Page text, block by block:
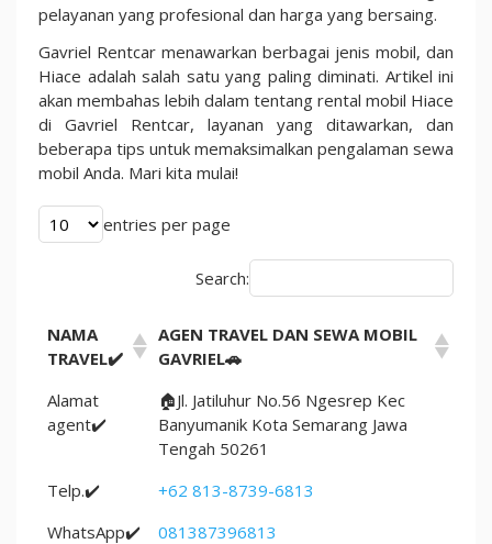
Perjalanan
pelayanan yang profesional dan harga yang bersaing.
Gavriel Rentcar menawarkan berbagai jenis mobil, dan
Hiace adalah salah satu yang paling diminati. Artikel ini
akan membahas lebih dalam tentang rental mobil Hiace
di Gavriel Rentcar, layanan yang ditawarkan, dan
beberapa tips untuk memaksimalkan pengalaman sewa
mobil Anda. Mari kita mulai!
entries per page
Search:
NAMA
TRAVEL✔️
AGEN TRAVEL DAN SEWA MOBIL
GAVRIEL🚗
Alamat
agent✔️
🏠Jl. Jatiluhur No.56 Ngesrep Kec
Banyumanik Kota Semarang Jawa
Tengah 50261
Telp.✔️
+62 813-8739-6813
WhatsApp✔️
081387396813